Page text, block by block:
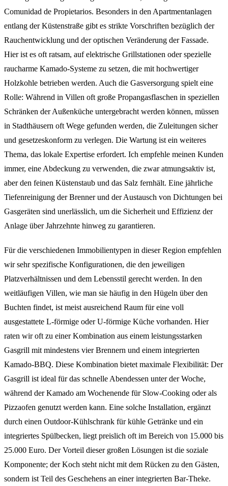
Comunidad de Propietarios. Besonders in den Apartmentanlagen
entlang der Küstenstraße gibt es strikte Vorschriften bezüglich der
Rauchentwicklung und der optischen Veränderung der Fassade.
Hier ist es oft ratsam, auf elektrische Grillstationen oder spezielle
raucharme Kamado-Systeme zu setzen, die mit hochwertiger
Holzkohle betrieben werden. Auch die Gasversorgung spielt eine
Rolle: Während in Villen oft große Propangasflaschen in speziellen
Schränken der Außenküche untergebracht werden können, müssen
in Stadthäusern oft Wege gefunden werden, die Zuleitungen sicher
und gesetzeskonform zu verlegen. Die Wartung ist ein weiteres
Thema, das lokale Expertise erfordert. Ich empfehle meinen Kunden
immer, eine Abdeckung zu verwenden, die zwar atmungsaktiv ist,
aber den feinen Küstenstaub und das Salz fernhält. Eine jährliche
Tiefenreinigung der Brenner und der Austausch von Dichtungen bei
Gasgeräten sind unerlässlich, um die Sicherheit und Effizienz der
Anlage über Jahrzehnte hinweg zu garantieren.
Für die verschiedenen Immobilientypen in dieser Region empfehlen
wir sehr spezifische Konfigurationen, die den jeweiligen
Platzverhältnissen und dem Lebensstil gerecht werden. In den
weitläufigen Villen, wie man sie häufig in den Hügeln über den
Buchten findet, ist meist ausreichend Raum für eine voll
ausgestattete L-förmige oder U-förmige Küche vorhanden. Hier
raten wir oft zu einer Kombination aus einem leistungsstarken
Gasgrill mit mindestens vier Brennern und einem integrierten
Kamado-BBQ. Diese Kombination bietet maximale Flexibilität: Der
Gasgrill ist ideal für das schnelle Abendessen unter der Woche,
während der Kamado am Wochenende für Slow-Cooking oder als
Pizzaofen genutzt werden kann. Eine solche Installation, ergänzt
durch einen Outdoor-Kühlschrank für kühle Getränke und ein
integriertes Spülbecken, liegt preislich oft im Bereich von 15.000 bis
25.000 Euro. Der Vorteil dieser großen Lösungen ist die soziale
Komponente; der Koch steht nicht mit dem Rücken zu den Gästen,
sondern ist Teil des Geschehens an einer integrierten Bar-Theke.